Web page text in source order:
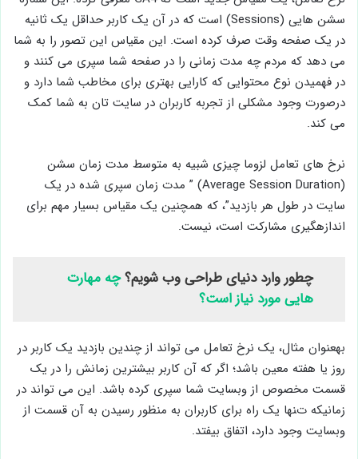
سشن ­هایی (Sessions) است که در آن یک کاربر حداقل یک ثانیه
در یک صفحه وقت صرف کرده است. این مقیاس این تصور را به شما
می ­دهد که مردم چه مدت زمانی را در صفحه شما سپری می ­کنند و
در فهمیدن نوع محتوایی که کارایی بهتری برای مخاطب شما دارد و
درصورت وجود مشکلی از تجربه کاربران در سایت تان به شما کمک
می­ کند.
نرخ­ های تعامل لزوما چیزی شبیه ­به متوسط مدت زمان سشن
(Average Session Duration) ” مدت زمان سپری شده در یک
سایت در طول هر بازدید”، که همچنین یک مقیاس بسیار مهم برای
اندازه­گیری مشارکت است، نیست.
چطور وارد دنیای طراحی وب شویم؟چه مهارت
هایی مورد نیاز است؟
به­عنوان مثال، یک نرخ تعامل می ­تواند از چندین بازدید یک کاربر در
روز یا هفته معین باشد؛ اگر که آن کاربر بیشترین زمانش را در یک
قسمت مخصوص از وبسایت شما سپری کرده­ باشد. این می­ تواند در
زمانی­که تنها یک راه برای کاربران به­ منظور رسیدن به آن قسمت از
وبسایت وجود دارد، اتفاق بیفتد.